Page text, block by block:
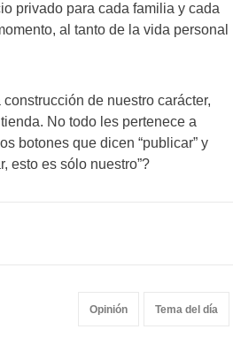
privado para cada familia y cada
al tanto de la vida personal
de nuestro carácter,
No todo les pertenece a
botones que dicen “publicar” y
esto es sólo nuestro”?
Opinión Tema del día